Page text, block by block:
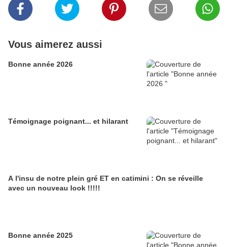
Vous aimerez aussi
Bonne année 2026
Témoignage poignant... et hilarant
A l'insu de notre plein gré ET en catimini : On se réveille
avec un nouveau look !!!!!
Bonne année 2025